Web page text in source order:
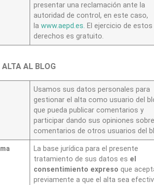
presentar una reclamación ante la
autoridad de control, en este caso,
lawww.aepd.es. El ejercicio de estos
derechos es gratuito.
ALTA AL BLOG
Usamos sus datos personales para
gestionar el alta como usuario del
que pueda publicar comentarios y
participar dando sus opiniones
comentarios de otros usuarios del
La base jurídica para el presente
tratamiento de sus datos es el
consentimiento expreso que
previamente a que el alta sea